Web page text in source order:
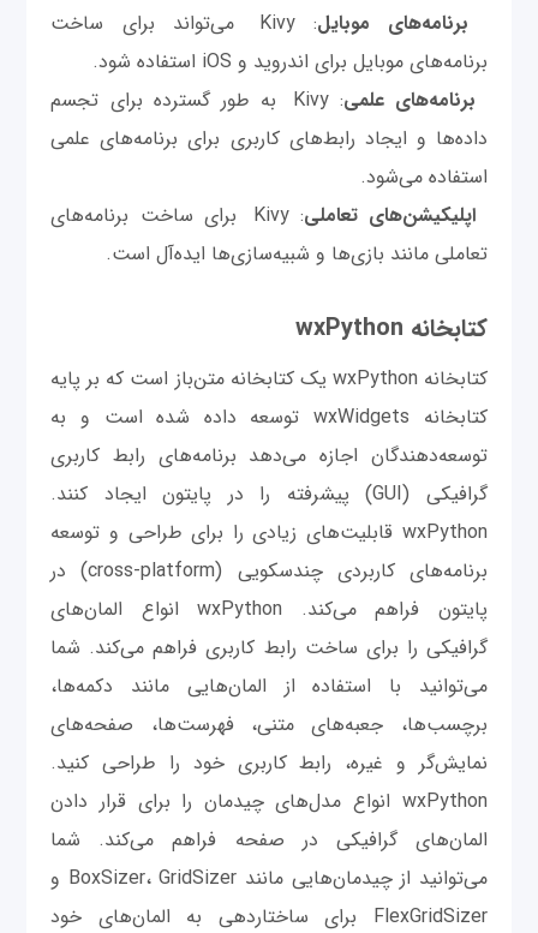
برنامه‌های موبایل
: Kivy می‌تواند برای ساخت
برنامه‌های موبایل برای اندروید و iOS استفاده شود.
برنامه‌های علمی
: Kivy به طور گسترده برای تجسم
داده‌ها و ایجاد رابط‌های کاربری برای برنامه‌های علمی
استفاده می‌شود.
اپلیکیشن‌های تعاملی
: Kivy برای ساخت برنامه‌های
تعاملی مانند بازی‌ها و شبیه‌سازی‌ها ایده‌آل است.
کتابخانه wxPython
کتابخانه wxPython یک کتابخانه متن‌باز است که بر پایه
کتابخانه wxWidgets توسعه داده شده است و به
توسعه‌دهندگان اجازه می‌دهد برنامه‌های رابط کاربری
گرافیکی (GUI) پیشرفته را در پایتون ایجاد کنند.
wxPython قابلیت‌های زیادی را برای طراحی و توسعه
برنامه‌های کاربردی چندسکویی (cross-platform) در
پایتون فراهم می‌کند. wxPython انواع المان‌های
گرافیکی را برای ساخت رابط کاربری فراهم می‌کند. شما
می‌توانید با استفاده از المان‌هایی مانند دکمه‌ها،
برچسب‌ها، جعبه‌های متنی، فهرست‌ها، صفحه‌های
نمایش‌گر و غیره، رابط کاربری خود را طراحی کنید.
wxPython انواع مدل‌های چیدمان را برای قرار دادن
المان‌های گرافیکی در صفحه فراهم می‌کند. شما
می‌توانید از چیدمان‌هایی مانند BoxSizer، GridSizer و
FlexGridSizer برای ساختاردهی به المان‌های خود